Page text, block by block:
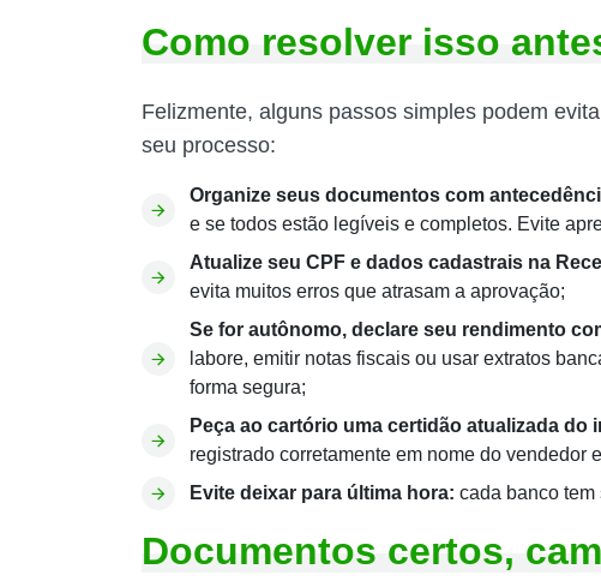
Como resolver isso
Felizmente, alguns passos simples podem
seu processo:
Organize seus documentos com
e se todos estão legíveis e completos. Evite
Atualize seu CPF e dados cadastrais na
evita muitos erros que atrasam a aprovação;
Se for autônomo, declare seu rendimento
labore, emitir notas fiscais ou usar extratos
forma segura;
Peça ao cartório uma certidão atualizada do
registrado corretamente em nome do vendedor
Evite deixar para última hora: cada banco
Documentos certos,